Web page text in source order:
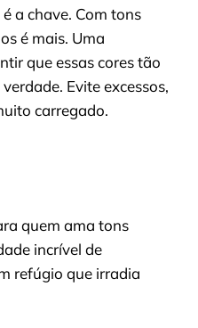
é a chave. Com tons
é mais. Uma
que essas cores tão
Evite excessos,
carregado.
quem ama tons
incrível de
refúgio que irradia